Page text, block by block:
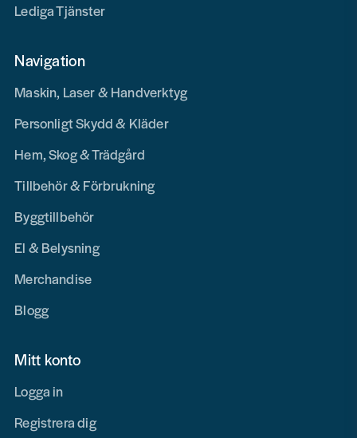
Lediga Tjänster
Navigation
Maskin, Laser & Handverktyg
Personligt Skydd & Kläder
Hem, Skog & Trädgård
Tillbehör & Förbrukning
Byggtillbehör
El & Belysning
Merchandise
Blogg
Mitt konto
Logga in
Registrera dig